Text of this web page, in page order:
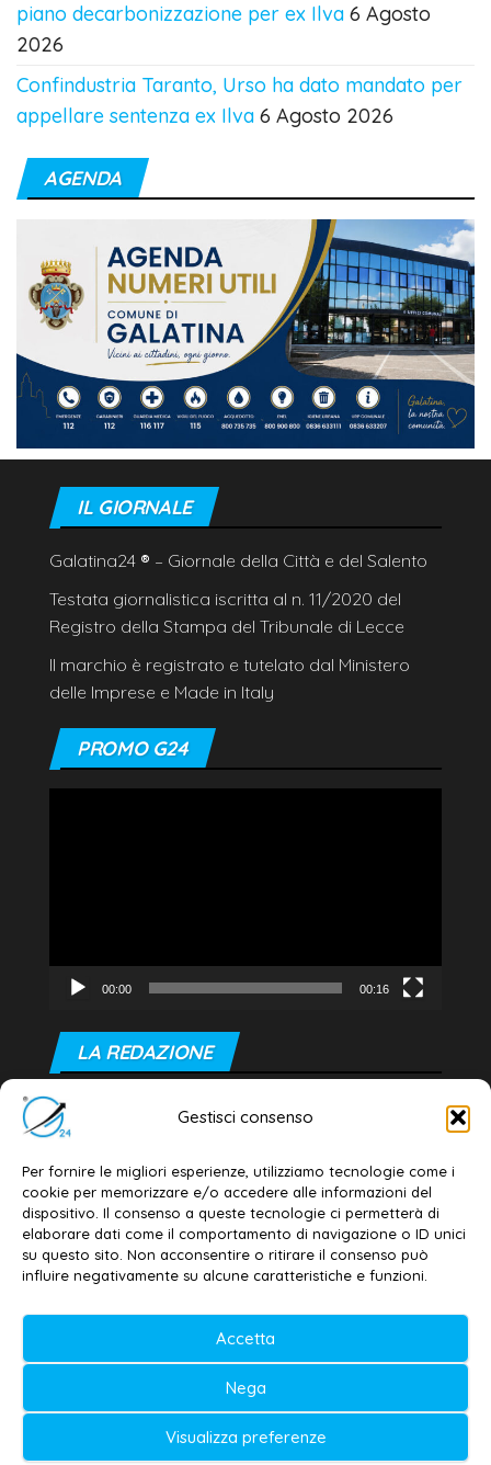
Gestisci consenso
Per fornire le migliori esperienze, utilizziamo tecnologie come i
cookie per memorizzare e/o accedere alle informazioni del
dispositivo. Il consenso a queste tecnologie ci permetterà di
elaborare dati come il comportamento di navigazione o ID unici
su questo sito. Non acconsentire o ritirare il consenso può
influire negativamente su alcune caratteristiche e funzioni.
Accetta
Nega
Visualizza preferenze
piano decarbonizzazione per ex Ilva 6 Agosto
2026
Confindustria Taranto, Urso ha dato mandato per
appellare sentenza ex Ilva 6 Agosto 2026
AGENDA
IL GIORNALE
Galatina24 ® – Giornale della Città e del Salento
Testata giornalistica iscritta al n. 11/2020 del
Registro della Stampa del Tribunale di Lecce
Il marchio è registrato e tutelato dal Ministero
delle Imprese e Made in Italy
PROMO G24
00:00 00:16
LA REDAZIONE
Editore e direttore responsabile:
Dott. Daniele G. Masciullo
Email: redazione@galatina24.it
Contatti –Disclaimer
Privacy policy –Cookie policy
Testata iscritta al n. 11/2020 Registro della
Stampa Tribunale di Lecce
Editore e direttore responsabile: